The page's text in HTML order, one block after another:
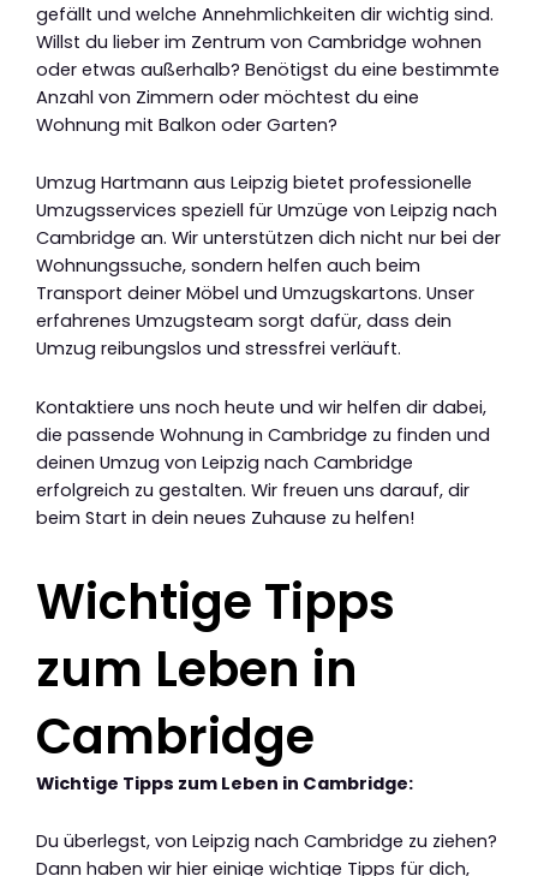
gefällt und welche Annehmlichkeiten dir wichtig sind.
Willst du lieber im Zentrum von Cambridge wohnen
oder etwas außerhalb? Benötigst du eine bestimmte
Anzahl von Zimmern oder möchtest du eine
Wohnung mit Balkon oder Garten?
Umzug Hartmann aus Leipzig bietet professionelle
Umzugsservices speziell für Umzüge von Leipzig nach
Cambridge an. Wir unterstützen dich nicht nur bei der
Wohnungssuche, sondern helfen auch beim
Transport deiner Möbel und Umzugskartons. Unser
erfahrenes Umzugsteam sorgt dafür, dass dein
Umzug reibungslos und stressfrei verläuft.
Kontaktiere uns noch heute und wir helfen dir dabei,
die passende Wohnung in Cambridge zu finden und
deinen Umzug von Leipzig nach Cambridge
erfolgreich zu gestalten. Wir freuen uns darauf, dir
beim Start in dein neues Zuhause zu helfen!
Wichtige Tipps
zum Leben in
Cambridge
Wichtige Tipps zum Leben in Cambridge:
Du überlegst, von Leipzig nach Cambridge zu ziehen?
Dann haben wir hier einige wichtige Tipps für dich,